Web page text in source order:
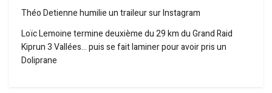
Théo Detienne humilie un traileur sur Instagram
Loïc Lemoine termine deuxième du 29 km du Grand Raid
Kiprun 3 Vallées… puis se fait laminer pour avoir pris un
Doliprane